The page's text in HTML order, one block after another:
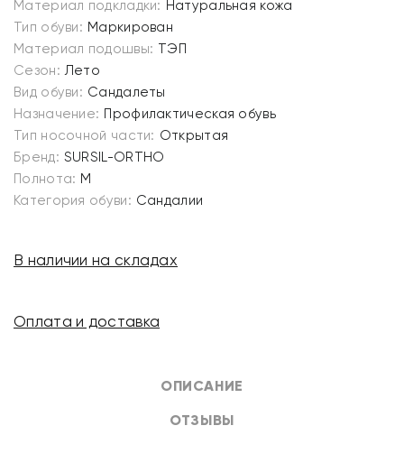
ОПИСАНИЕ
ОТЗЫВЫ
Материал подкладки: Натуральная кожа
Тип обуви: Маркирован
Материал подошвы: ТЭП
Сезон: Лето
Вид обуви: Сандалеты
Назначение: Профилактическая обувь
Тип носочной части: Открытая
Бренд: SURSIL-ORTHO
Полнота: M
Категория обуви: Сандалии
В наличии на складах
Оплата и доставка